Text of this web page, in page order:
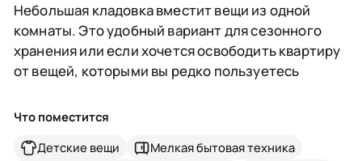
Небольшая кладовка вместит вещи из одной
комнаты. Это удобный вариант для сезонного
хранения или если хочется освободить квартиру
от вещей, которыми вы редко пользуетесь
Что поместится
Детские вещи
Мелкая бытовая техника